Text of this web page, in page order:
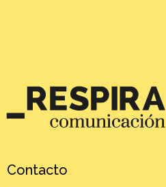
Contacto